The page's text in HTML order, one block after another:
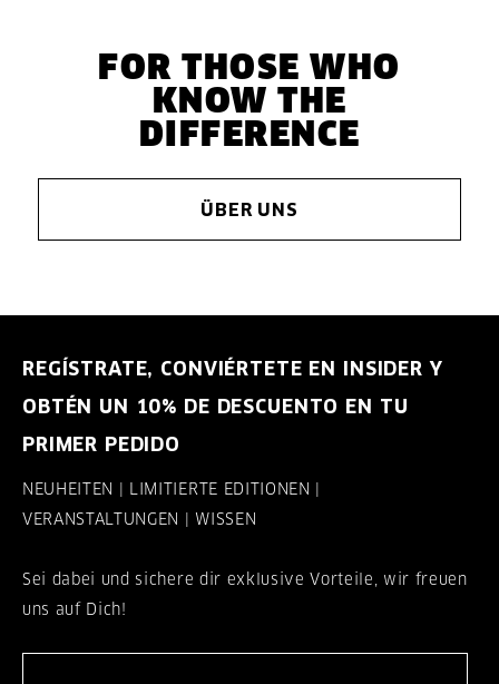
FOR THOSE WHO
KNOW THE
DIFFERENCE
ÜBER UNS
REGÍSTRATE, CONVIÉRTETE EN INSIDER Y
OBTÉN UN 10% DE DESCUENTO EN TU
PRIMER PEDIDO
NEUHEITEN | LIMITIERTE EDITIONEN |
VERANSTALTUNGEN | WISSEN
Sei dabei und sichere dir exklusive Vorteile, wir freuen
uns auf Dich!